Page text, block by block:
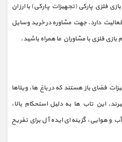
فلزی پارکی (تجهیزات پارکی) با ارزان
دارد. جهت مشاوره در خرید وسایل
بازی فلزی با مشاوران ما همراه باشید.
فضای باز هستند که در باغ‌ ها، ویلاها
این تاب‌ ها به دلیل استحکام بالا،
آب‌ و هوایی، گزینه‌ ای ایده‌ آل برای تفریح